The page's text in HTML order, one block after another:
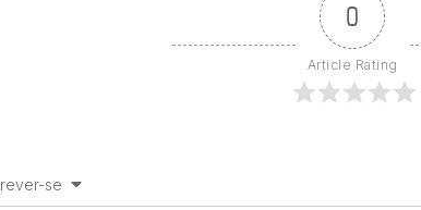
0
Article Rating
se